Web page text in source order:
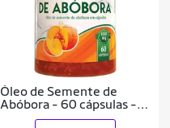
Óleo de Semente de
Abóbora - 60 cápsulas -
Katigu